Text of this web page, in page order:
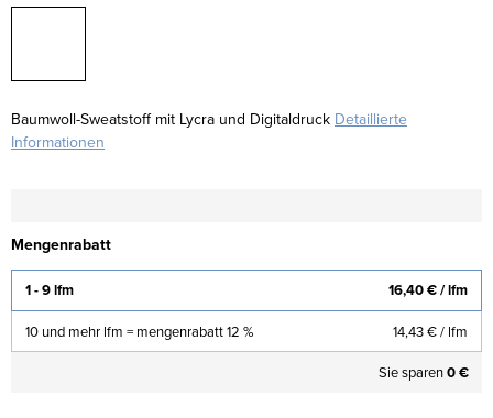
Baumwoll-Sweatstoff mit Lycra und Digitaldruck Detaillierte
Informationen
Mengenrabatt
1 - 9 lfm 16,40 €/ lfm
10 und mehr lfm = mengenrabatt 12 % 14,43 €/ lfm
Sie sparen0 €